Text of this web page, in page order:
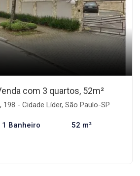
com 3 quartos, 52m²
198 - Cidade Líder, São Paulo-SP
1 Banheiro 52 m²